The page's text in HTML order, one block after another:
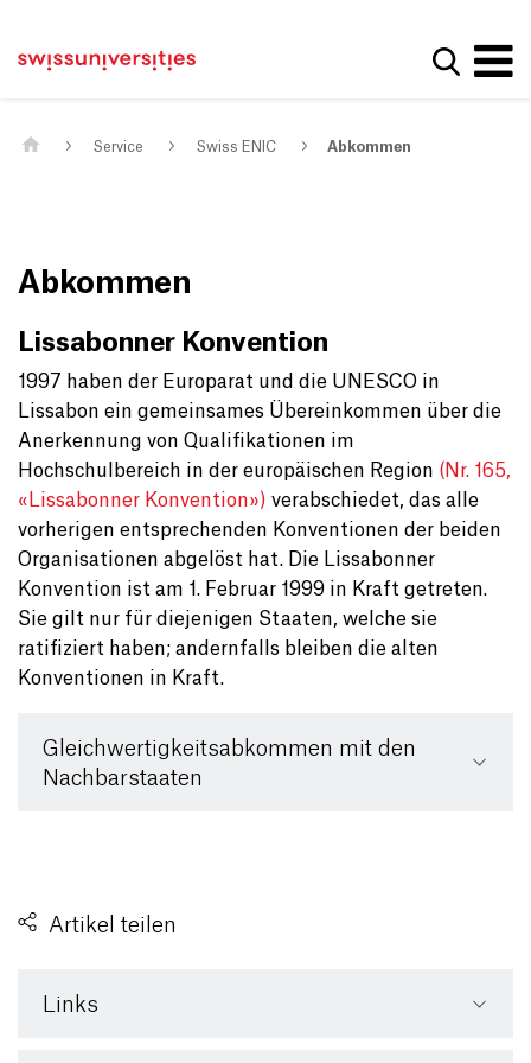
Main Navigation
Inhalt
Metanavigation
Suche
Service Swiss ENIC Abkommen
Abkommen
Lissabonner Konvention
1997 haben der Europarat und die UNESCO in
Lissabon ein gemeinsames Übereinkommen über die
Anerkennung von Qualifikationen im
Hochschulbereich in der europäischen Region (Nr. 165,
«Lissabonner Konvention») verabschiedet, das alle
vorherigen entsprechenden Konventionen der beiden
Organisationen abgelöst hat. Die Lissabonner
Konvention ist am 1. Februar 1999 in Kraft getreten.
Sie gilt nur für diejenigen Staaten, welche sie
ratifiziert haben; andernfalls bleiben die alten
Konventionen in Kraft.
Gleichwertigkeitsabkommen mit den
Nachbarstaaten
Artikel teilen
Links